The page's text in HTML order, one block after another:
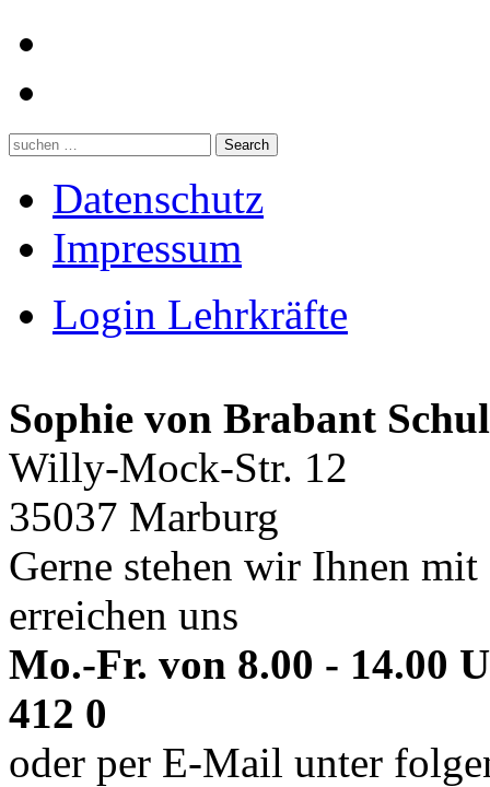
Datenschutz
Impressum
Login Lehrkräfte
Sophie von Brabant
Willy-Mock-Str. 12
35037 Marburg
Gerne stehen wir Ihnen
erreichen uns
Mo.-Fr. von 8.00 - 14.00
412 0
oder per E-Mail unter